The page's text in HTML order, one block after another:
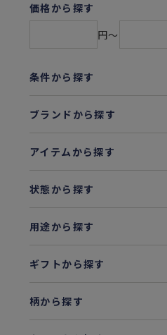
価格から探す
円〜
条件から探す
ブランドから探す
アイテムから探す
状態から探す
用途から探す
ギフトから探す
柄から探す